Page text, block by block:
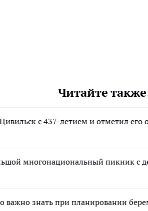
Читайте
с 437-летием и отметил его
многонациональный пикник с
знать при планировании